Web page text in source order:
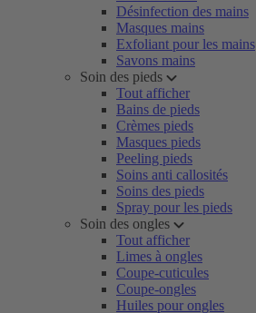
Désinfection des mains
Masques mains
Exfoliant pour les mains
Savons mains
Soin des pieds
Tout afficher
Bains de pieds
Crèmes pieds
Masques pieds
Peeling pieds
Soins anti callosités
Soins des pieds
Spray pour les pieds
Soin des ongles
Tout afficher
Limes à ongles
Coupe-cuticules
Coupe-ongles
Huiles pour ongles